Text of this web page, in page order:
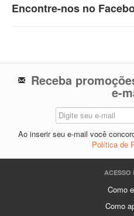
Encontre-nos no
Receba
e-
Ao inserir seu e-mail você
Política de
ACESSO
Como
Como